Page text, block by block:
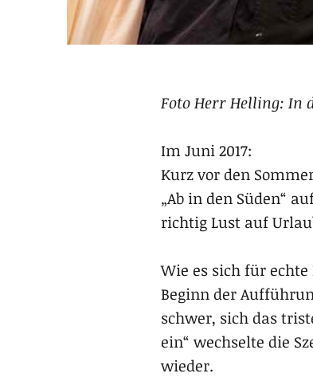
Foto Herr Helling: In
Im Juni 2017:
Kurz vor den
„Ab in den Süden“
richtig Lust auf
Wie es sich für
Beginn der
schwer, sich das
ein“ wechselte die
wieder.